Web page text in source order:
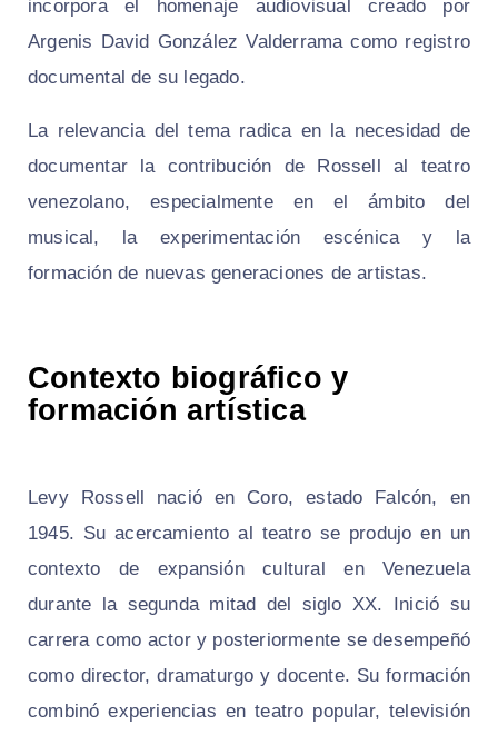
incorpora el homenaje audiovisual creado por
Argenis David González Valderrama como registro
documental de su legado.
La relevancia del tema radica en la necesidad de
documentar la contribución de Rossell al teatro
venezolano, especialmente en el ámbito del
musical, la experimentación escénica y la
formación de nuevas generaciones de artistas.
Contexto biográfico y
formación artística
Levy Rossell nació en Coro, estado Falcón, en
1945. Su acercamiento al teatro se produjo en un
contexto de expansión cultural en Venezuela
durante la segunda mitad del siglo XX. Inició su
carrera como actor y posteriormente se desempeñó
como director, dramaturgo y docente. Su formación
combinó experiencias en teatro popular, televisión